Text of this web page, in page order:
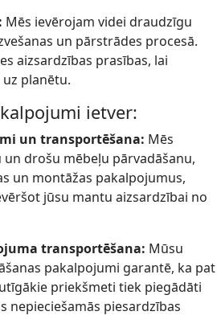
Mēs ievērojam videi draudzīgu
un pārstrādes procesā.
aizsardzības prasības, lai
planētu.
ietver:
un transportēšana: Mēs
drošu mēbeļu pārvadāšanu,
un montāžas pakalpojumus,
jūsu mantu aizsardzībai no
transportēšana: Mūsu
pakalpojumi garantē, ka pat
priekšmeti tiek piegādāti
nepieciešamās piesardzības